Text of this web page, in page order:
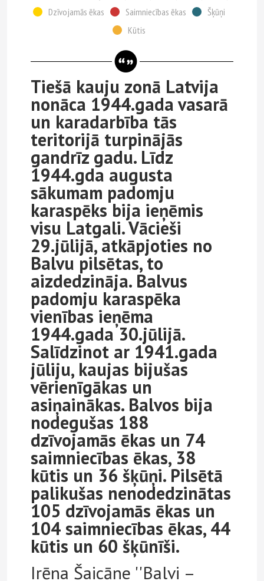
Dzīvojamās ēkas
Saimniecības ēkas
Šķūņi
Kūtis
Tiešā kauju zonā Latvija
nonāca 1944.gada vasarā
un karadarbība tās
teritorijā turpinājās
gandrīz gadu. Līdz
1944.gda augusta
sākumam padomju
karaspēks bija ieņēmis
visu Latgali. Vācieši
29.jūlijā, atkāpjoties no
Balvu pilsētas, to
aizdedzināja. Balvus
padomju karaspēka
vienības ieņēma
1944.gada 30.jūlijā.
Salīdzinot ar 1941.gada
jūliju, kaujas bijušas
vērienīgākas un
asiņainākas. Balvos bija
nodegušas 188
dzīvojamās ēkas un 74
saimniecības ēkas, 38
kūtis un 36 šķūņi. Pilsētā
palikušas nenodedzinātas
105 dzīvojamās ēkas un
104 saimniecības ēkas, 44
kūtis un 60 šķūnīši.
Irēna Šaicāne ''Balvi –